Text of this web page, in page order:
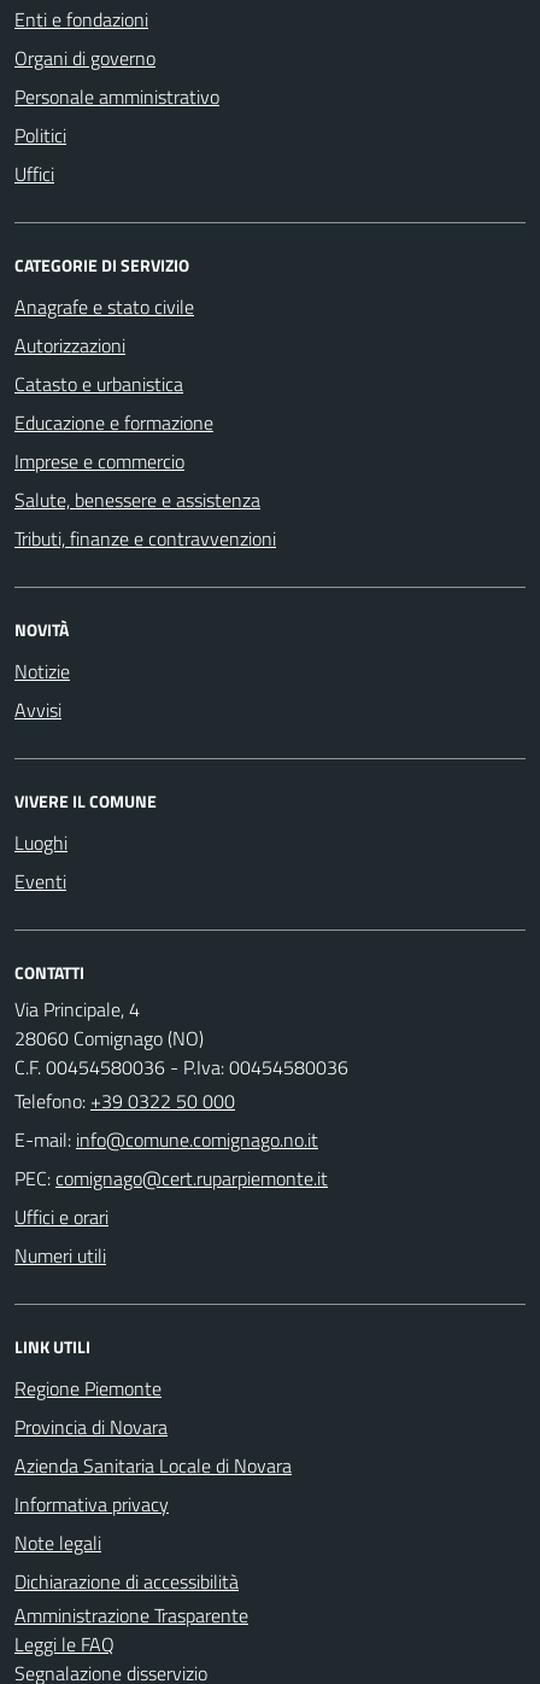
Enti e fondazioni
Organi di governo
Personale amministrativo
Politici
Uffici
CATEGORIE DI SERVIZIO
Anagrafe e stato civile
Autorizzazioni
Catasto e urbanistica
Educazione e formazione
Imprese e commercio
Salute, benessere e assistenza
Tributi, finanze e contravvenzioni
NOVITÀ
Notizie
Avvisi
VIVERE IL COMUNE
Luoghi
Eventi
CONTATTI
Via Principale, 4
28060 Comignago (NO)
C.F. 00454580036 - P.Iva: 00454580036
Telefono: +39 0322 50 000
E-mail:
PEC:
Uffici e orari
Numeri utili
LINK UTILI
Regione Piemonte
Provincia di Novara
Azienda Sanitaria Locale di Novara
Informativa privacy
Note legali
Dichiarazione di accessibilità
Amministrazione Trasparente
Leggi le FAQ
Segnalazione disservizio